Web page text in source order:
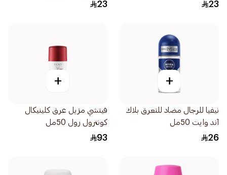
23
23
+
نيفيا للرجال مضاد للتعرق بلاك
آند وايت 50مل
26
+
فيتشي مزيل عرق كلينيكال
كونترول رول 50مل
93